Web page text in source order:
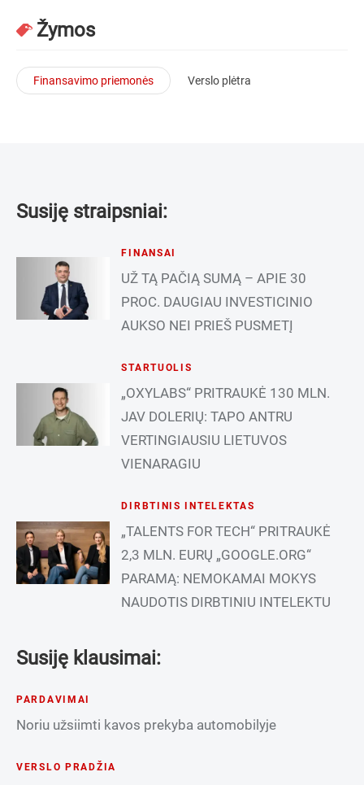
Žymos
Finansavimo priemonės Verslo plėtra
Susiję straipsniai:
FINANSAI
UŽ TĄ PAČIĄ SUMĄ – APIE 30
PROC. DAUGIAU INVESTICINIO
AUKSO NEI PRIEŠ PUSMETĮ
STARTUOLIS
„OXYLABS“ PRITRAUKĖ 130 MLN.
JAV DOLERIŲ: TAPO ANTRU
VERTINGIAUSIU LIETUVOS
VIENARAGIU
DIRBTINIS INTELEKTAS
„TALENTS FOR TECH“ PRITRAUKĖ
2,3 MLN. EURŲ „GOOGLE.ORG“
PARAMĄ: NEMOKAMAI MOKYS
NAUDOTIS DIRBTINIU INTELEKTU
Susiję klausimai:
PARDAVIMAI
Noriu užsiimti kavos prekyba automobilyje
VERSLO PRADŽIA